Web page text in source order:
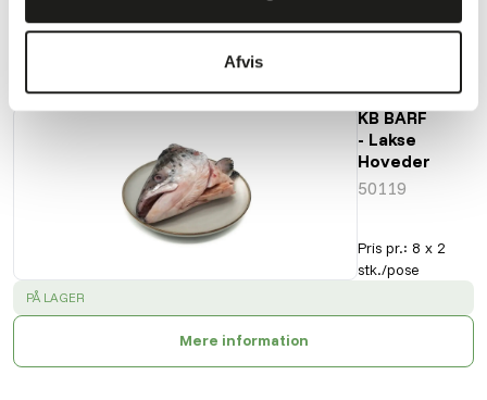
Afvis
KB BARF
- Lakse
Hoveder
50119
Pris pr.: 8 x 2
stk./pose
SUCCESS
PÅ LAGER
Mere information